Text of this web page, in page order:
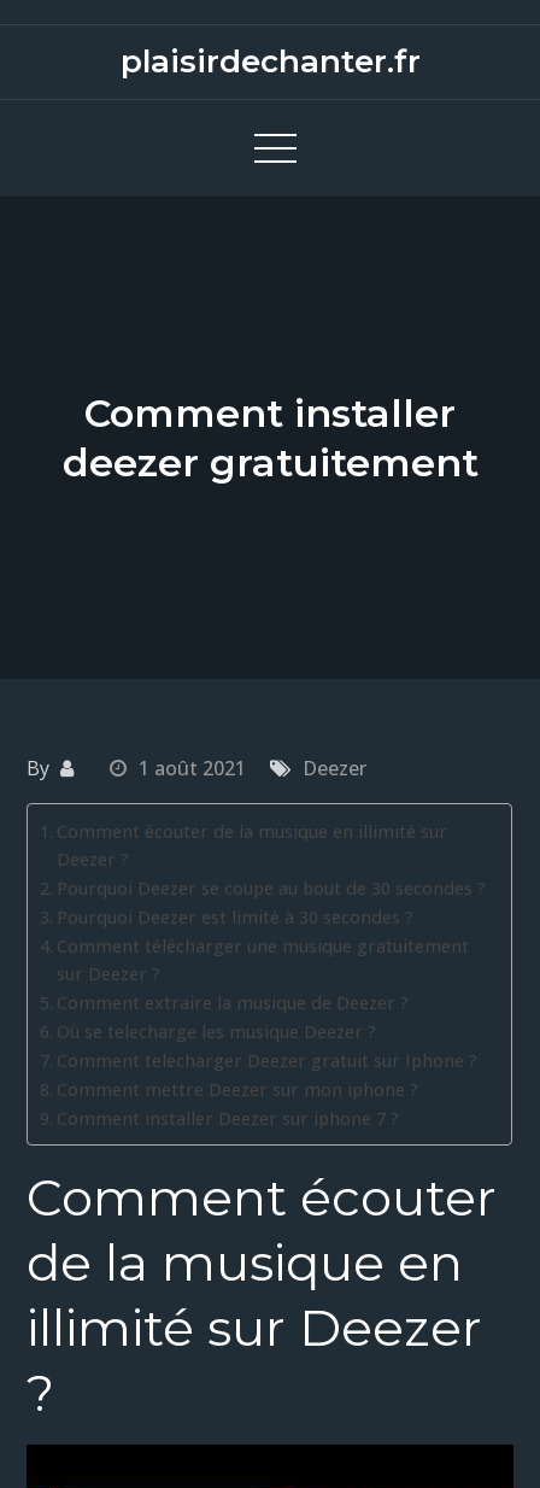
plaisirdechanter.fr
Comment installer
deezer gratuitement
By 1 août 2021 Deezer
Comment écouter de la musique en illimité sur
Deezer ?
Pourquoi Deezer se coupe au bout de 30 secondes ?
Pourquoi Deezer est limité à 30 secondes ?
Comment télécharger une musique gratuitement
sur Deezer ?
Comment extraire la musique de Deezer ?
Où se telecharge les musique Deezer ?
Comment telecharger Deezer gratuit sur Iphone ?
Comment mettre Deezer sur mon iphone ?
Comment installer Deezer sur iphone 7 ?
Comment écouter
de la musique en
illimité sur Deezer
?